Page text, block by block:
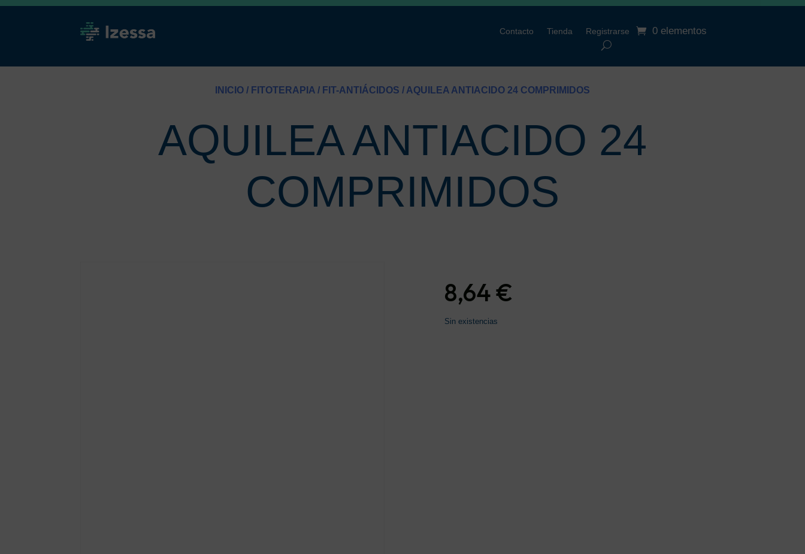
Contacto Tienda Registrarse 0 elementos
INICIO / FITOTERAPIA / FIT-ANTIÁCIDOS / AQUILEA ANTIACIDO 24 COMPRIMIDOS
AQUILEA ANTIACIDO 24
COMPRIMIDOS
8,64€
Sin existencias